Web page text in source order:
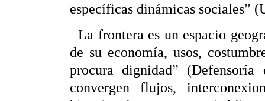
específicas dinámicas sociales”
La frontera es un espacio
de su economía, usos,
procura dignidad”
convergen flujos,